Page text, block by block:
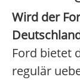
Wird der
Ford bietet
regulär